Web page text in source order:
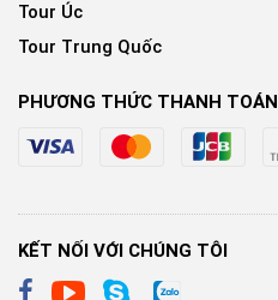
Tour Úc
Tour Trung Quốc
PHƯƠNG THỨC THANH TOÁN
KẾT NỐI VỚI CHÚNG TÔI